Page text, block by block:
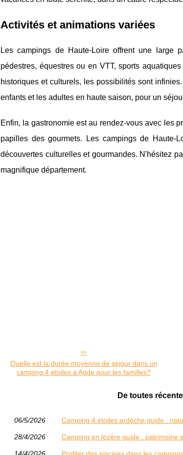
Activités et animations variées
Les campings de Haute-Loire offrent une large
pédestres, équestres ou en VTT, sports
historiques et culturels, les possibilités sont
enfants et les adultes en haute saison, pour un
Enfin, la gastronomie est au rendez-vous avec les
papilles des gourmets. Les campings de
découvertes culturelles et gourmandes. N'hésitez
magnifique département.
Quelle est la durée moyenne de séjour dans un
camping 4 étoiles à Agde pour les familles?
De toutes
06/5/2026 Camping 4 étoiles ardèche guide :
28/4/2026 Camping en lozère guide : patrimoine